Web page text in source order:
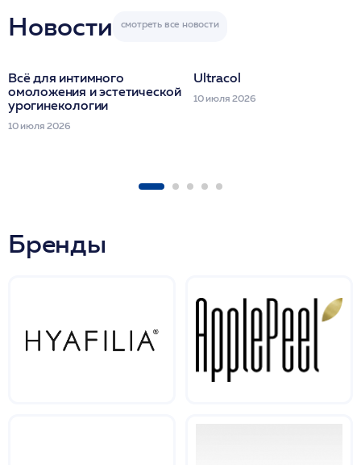
Новости
Всё для интимного
омоложения и эстетической
урогинекологии
10 июля 2026
Ultracol
10 июля 2026
Бренды